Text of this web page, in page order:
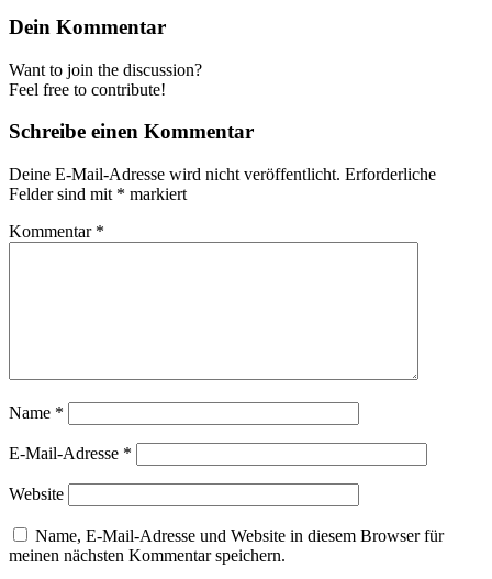
Dein Kommentar
Want to join the discussion?
Feel free to contribute!
Schreibe einen Kommentar
Deine E-Mail-Adresse wird nicht veröffentlicht. Erforderliche
Felder sind mit * markiert
Kommentar *
Name *
E-Mail-Adresse *
Website
Name, E-Mail-Adresse und Website in diesem Browser für
meinen nächsten Kommentar speichern.